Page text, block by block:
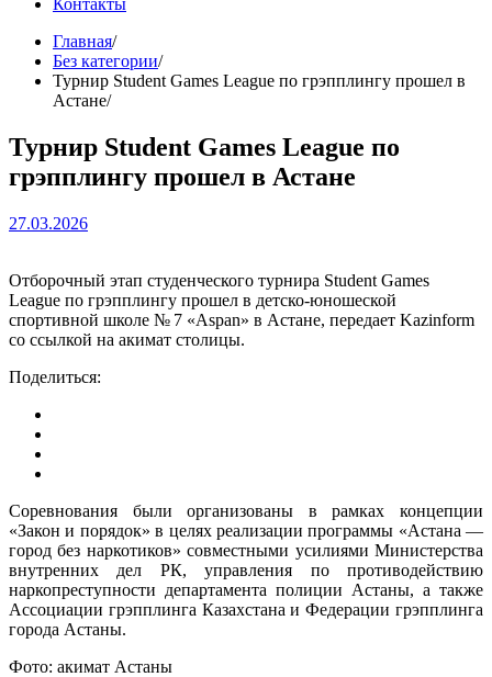
Контакты
Главная
Без категории
Турнир Student Games League по грэпплингу прошел в
Астане
Турнир Student Games League по
грэпплингу прошел в Астане
27.03.2026
Отборочный этап студенческого турнира Student Games
League по грэпплингу прошел в детско-юношеской
спортивной школе № 7 «Aspan» в Астане, передает Kazinform
со ссылкой на акимат столицы.
Поделиться:
Соревнования были организованы в рамках концепции
«Закон и порядок» в целях реализации программы «Астана —
город без наркотиков» совместными усилиями Министерства
внутренних дел РК, управления по противодействию
наркопреступности департамента полиции Астаны, а также
Ассоциации грэпплинга Казахстана и Федерации грэпплинга
города Астаны.
Фото: акимат Астаны